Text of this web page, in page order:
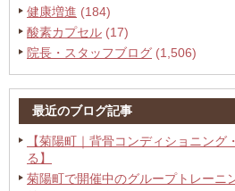
健康増進 (184)
酸素カプセル (17)
院長・スタッフブログ (1,506)
最近のブログ記事
【菊陽町｜背骨コンディショニング
る】
菊陽町で開催中のグループトレーニ